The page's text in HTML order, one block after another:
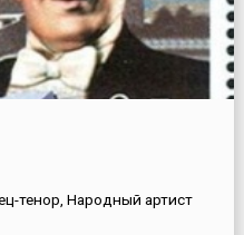
тенор, Народный артист